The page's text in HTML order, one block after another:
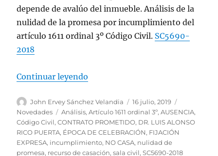
depende de avalúo del inmueble. Análisis de la
nulidad de la promesa por incumplimiento del
artículo 1611 ordinal 3º Código Civil. SC5690-
2018
Continuar leyendo
Autor
John Ervey Sánchez Velandia
Publicado
el
16 julio, 2019
Novedades
Etiquetas
Análisis,Artículo 1611 ordinal 3º,AUSENCIA,
Código Civil,CONTRATO PROMETIDO, DR. LUIS ALONSO
RICO PUERTA, ÉPOCA DE CELEBRACIÓN, FIJACIÓN
EXPRESA, incumplimiento, NO CASA, nulidad de
promesa, recurso de casación,sala civil,SC5690-2018